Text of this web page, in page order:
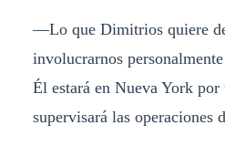
—Lo que Dimitrios quiere
involucrarnos
Él estará en Nueva York por
supervisará las operaciones